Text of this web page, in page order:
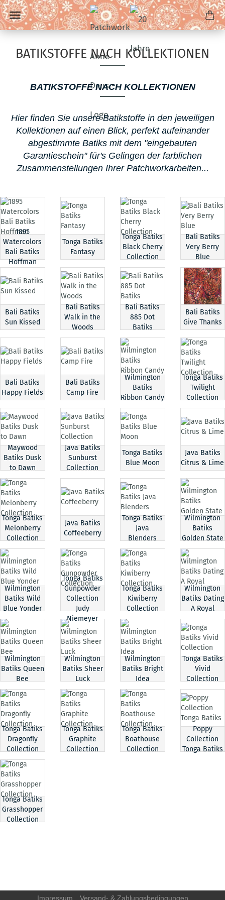
BATIKSTOFFE NACH KOLLEKTIONEN
BATIKSTOFFE NACH KOLLEKTIONEN
Hier finden Sie unsere Batikstoffe in den jeweiligen
Kollektionen auf einen Blick, perfekt aufeinander
abgestimmte Batiks mit dem "eingebauten
Garantieschein" für's Gelingen der farblichen
Zusammenstellungen Ihrer Patchworkarbeiten...
1895
Watercolors
Bali Batiks
Hoffman
Tonga Batiks
Fantasy
Tonga Batiks
Black Cherry
Collection
Bali Batiks
Very Berry
Blue
Bali Batiks
Sun Kissed
Bali Batiks
Walk in the
Woods
Bali Batiks
885 Dot
Batiks
Bali Batiks
Give Thanks
Bali Batiks
Happy Fields
Bali Batiks
Camp Fire
Wilmington
Batiks
Ribbon Candy
Tonga Batiks
Twilight
Collection
Maywood
Batiks Dusk
to Dawn
Java Batiks
Sunburst
Collection
Tonga Batiks
Blue Moon
Java Batiks
Citrus & Lime
Tonga Batiks
Melonberry
Collection
Java Batiks
Coffeeberry
Tonga Batiks
Java
Blenders
Wilmington
Batiks
Golden State
Wilmington
Batiks Wild
Blue Yonder
Tonga Batiks
Gunpowder
Collection
Judy
Niemeyer
Tonga Batiks
Kiwiberry
Collection
Wilmington
Batiks Dating
A Royal
Wilmington
Batiks Queen
Bee
Wilmington
Batiks Sheer
Luck
Wilmington
Batiks Bright
Idea
Tonga Batiks
Vivid
Collection
Tonga Batiks
Dragonfly
Collection
Tonga Batiks
Graphite
Collection
Tonga Batiks
Boathouse
Collection
Poppy
Collection
Tonga Batiks
Tonga Batiks
Grasshopper
Collection
Impressum Versand- & Zahlungsbedingungen